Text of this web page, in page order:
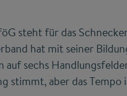
steht für das
hat mit seiner
auf sechs
stimmt, aber das Tempo